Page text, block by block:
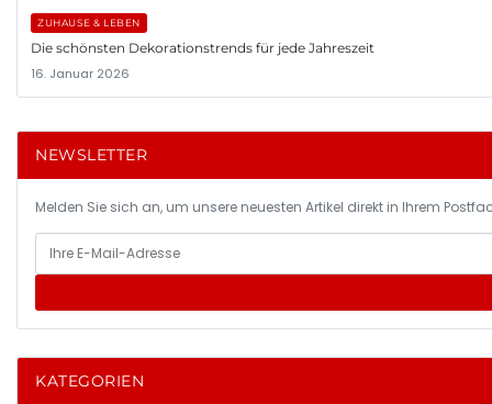
ZUHAUSE & LEBEN
Die schönsten Dekorationstrends für jede Jahreszeit
16. Januar 2026
NEWSLETTER
Melden Sie sich an, um unsere neuesten Artikel direkt in Ihrem
KATEGORIEN